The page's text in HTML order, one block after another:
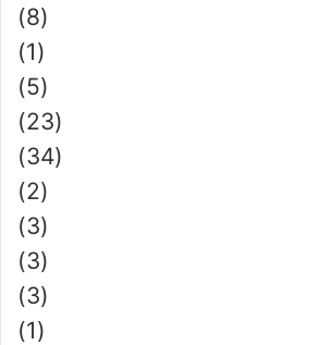
(8)
(1)
(5)
(23)
(34)
(2)
(3)
(3)
(3)
(1)